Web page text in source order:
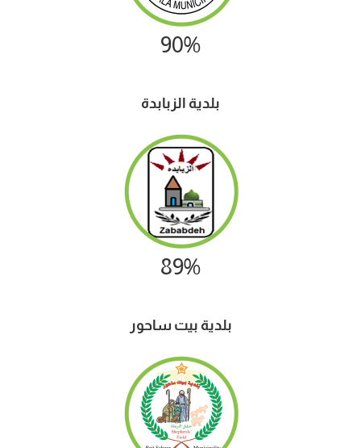
90%
بلدية الزبابدة
89%
بلدية بيت ساحور